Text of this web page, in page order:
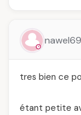
nawel69
tres bien ce
étant petite